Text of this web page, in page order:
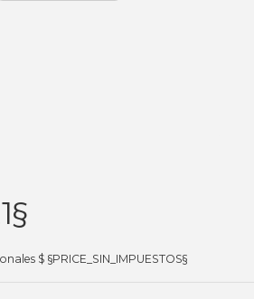
$ §PRICE_SIN_IMPUESTOS§